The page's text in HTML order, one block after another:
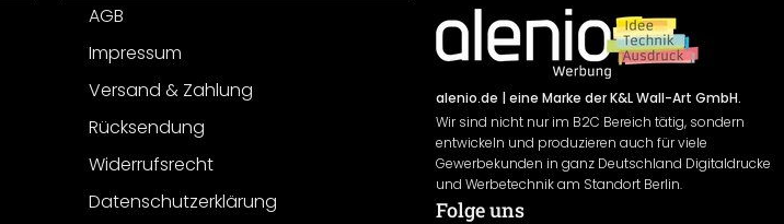
AGB
Impressum
Versand & Zahlung
Rücksendung
Widerrufsrecht
Datenschutzerklärung
alenio.de | eine Marke der K&L Wall-Art GmbH.
Wir sind nicht nur im B2C Bereich tätig, sondern
entwickeln und produzieren auch für viele
Gewerbekunden in ganz Deutschland Digitaldrucke
und Werbetechnik am Standort Berlin.
Folge uns